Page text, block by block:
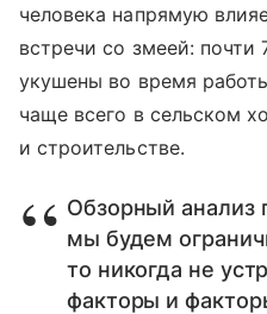
человека напрямую
встречи со змеей:
укушены во время
чаще всего в сельском
и строительстве.
Обзорный анализ
мы будем
то никогда не
факторы и